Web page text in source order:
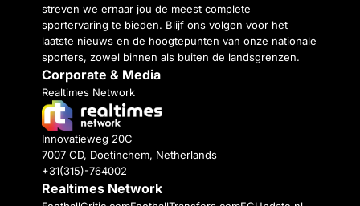
streven we ernaar jou de meest complete
sportervaring te bieden. Blijf ons volgen voor het
laatste nieuws en de hoogtepunten van onze nationale
sporters, zowel binnen als buiten de landsgrenzen.
Corporate & Media
Realtimes Network
Innovatieweg 20C
7007 CD, Doetinchem, Netherlands
+31(315)-764002
Realtimes Network